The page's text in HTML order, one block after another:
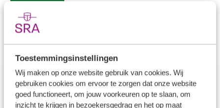
Toestemmingsinstellingen
Wij maken op onze website gebruik van cookies. Wij
gebruiken cookies om ervoor te zorgen dat onze website
goed functioneert, om jouw voorkeuren op te slaan, om
inzicht te krijgen in bezoekersgedrag en het op maat
drs. Maarten Verdonck
drs. Maarten Verdonck is directeur van
'the spirit of interaction' en zelfstandig